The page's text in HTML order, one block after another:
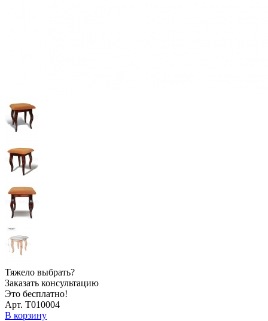
Тяжело выбрать?
Заказать консультацию
Это бесплатно!
Арт. Т010004
В корзину